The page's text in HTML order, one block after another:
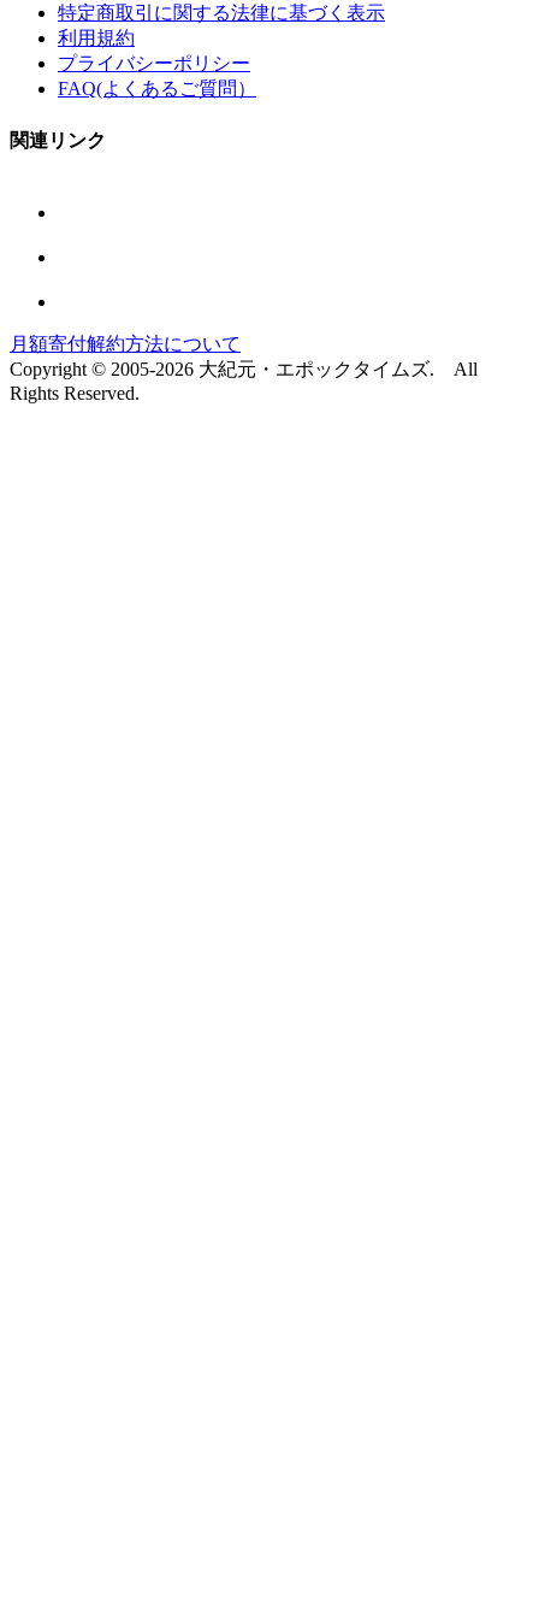
特定商取引に関する法律に基づく表示
利用規約
プライバシーポリシー
FAQ(よくあるご質問）
関連リンク
月額寄付解約方法について
Copyright © 2005-2026 大紀元・エポックタイムズ. All
Rights Reserved.